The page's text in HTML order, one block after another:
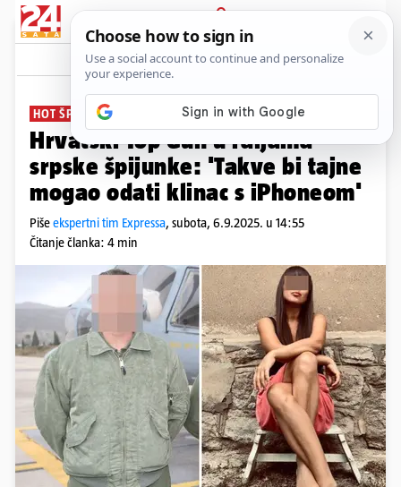
PRIJAVA
News Komentari
HOT ŠPIJUNAŽA
Hrvatski Top Gun u raljama
srpske špijunke: 'Takve bi tajne
mogao odati klinac s iPhoneom'
Pišeekspertni tim Expressa, subota, 6.9.2025. u 14:55
Čitanje članka: 4 min